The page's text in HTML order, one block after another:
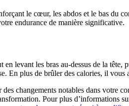
le cœur, les abdos et le bas du
endurance de manière significative.
levant les bras au-dessus de la
En plus de brûler des calories, il
changements notables dans votre
Pour plus d’informations